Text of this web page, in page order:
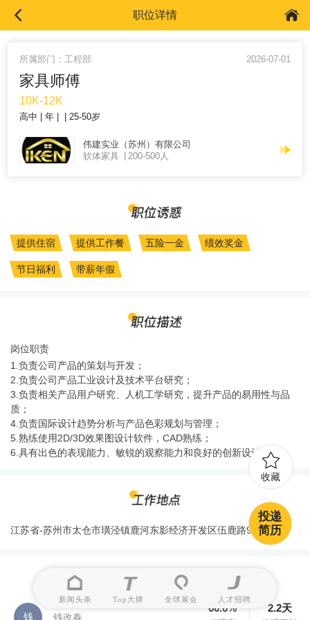
职位详情
所属部门：工程部 2026-07-01
家具师傅
10K-12K
高中 年 25-50岁
伟建实业（苏州）有限公司
软体家具
200-500人
提供住宿 提供工作餐 五险一金 绩效奖金
节日福利 带薪年假
岗位职责
1.负责公司产品的策划与开发；
2.负责公司产品工业设计及技术平台研究；
3.负责相关产品用户研究、人机工学研究，提升产品的易用性与品
质；
4.负责国际设计趋势分析与产品色彩规划与管理；
5.熟练使用2D/3D效果图设计软件，CAD熟练；
6.具有出色的表现能力、敏锐的观察能力和良好的创新设计能力。
江苏省-苏州市太仓市璜泾镇鹿河东影经济开发区伍鹿路9号
钱 钱改春
66.6% 2.2天
新闻头条 Top大牌 全球展会 人才招聘
收藏
投递
简历